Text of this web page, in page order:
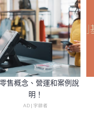
售概念、營運和案例說
明！
AD | 字耕者